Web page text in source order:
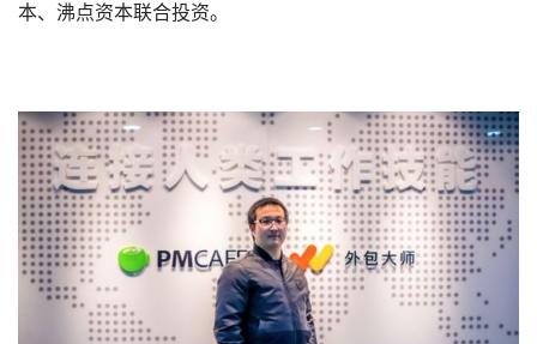
本、沸点资本联合投资。